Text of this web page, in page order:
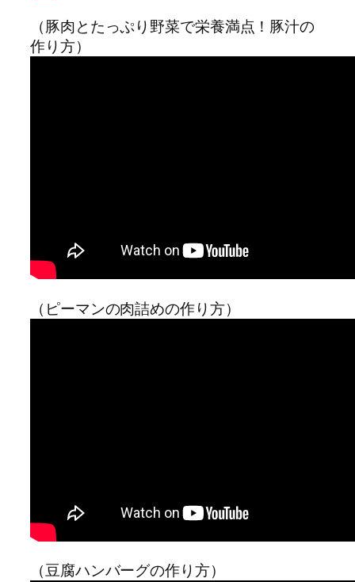
（豚肉とたっぷり野菜で栄養満点！豚汁の
作り方）
（ピーマンの肉詰めの作り方）
（豆腐ハンバーグの作り方）